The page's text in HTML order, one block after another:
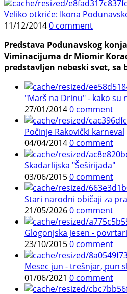
Veliko otkriće: Ikona
11/12/20140 comment
Predstava Podunavskog
Viminacijuma dr Miomir
predstavljen nebeski svet, sa
"Marš na Drinu" - kako su
27/01/20140 comment
Počinje Rakovički karneval
04/04/20140 comment
Skadarlijska "Šeširijada"
03/06/20150 comment
Stari narodni običaji za
21/05/20260 comment
Glogonjska jesen -
23/10/20150 comment
Mesec jun - trešnjar, pun
01/06/2021 0 comment